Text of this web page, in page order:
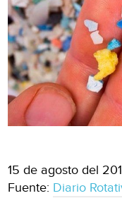
15 de agosto del
Fuente: Diario